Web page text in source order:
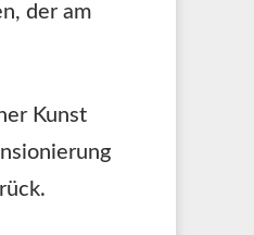
der am
Kunst